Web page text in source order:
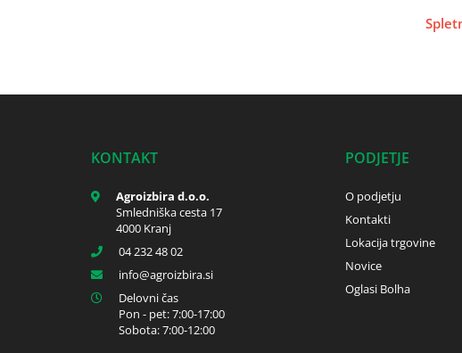
KONTAKT
Agroizbira d.o.o.
Smledniška cesta 17
4000 Kranj
04 232 48 02
info
agroizbira.si
Delovni čas
Pon - pet: 7:00-17:00
Sobota: 7:00-12:00
PODJETJE
O podjetju
Kontakti
Lokacija trgovine
Novice
Oglasi Bolha